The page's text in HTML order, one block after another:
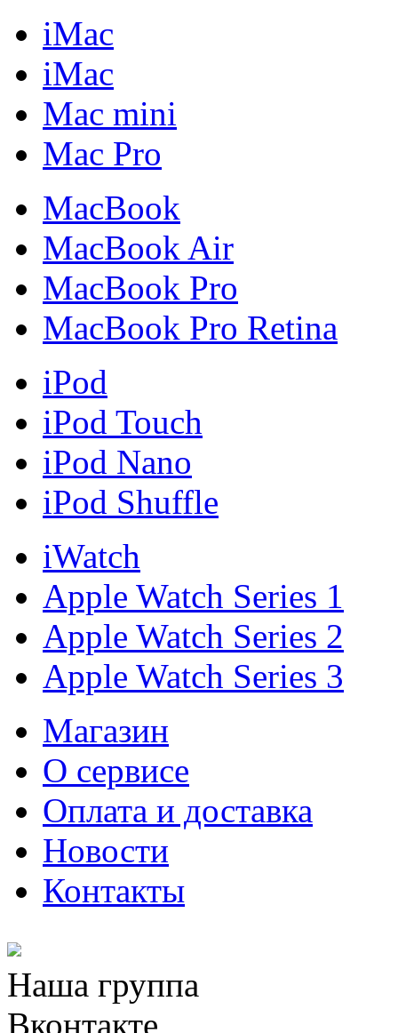
iMac
iMac
Mac mini
Mac Pro
MacBook
MacBook Air
MacBook Pro
MacBook Pro Retina
iPod
iPod Touch
iPod Nano
iPod Shuffle
iWatch
Apple Watch Series 1
Apple Watch Series 2
Apple Watch Series 3
Магазин
О cервисе
Оплата и доставка
Новости
Контакты
Наша группа
Вконтакте